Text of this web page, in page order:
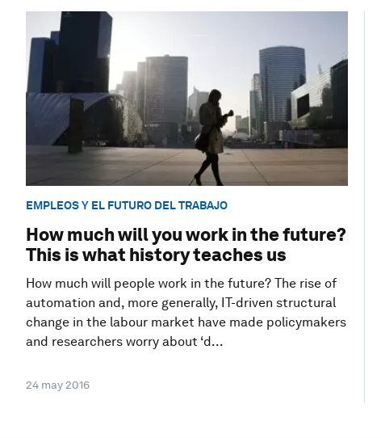
EMPLEOS Y EL FUTURO DEL TRABAJO
How much will you work in the future?
This is what history teaches us
How much will people work in the future? The rise of
automation and, more generally, IT-driven structural
change in the labour market have made policymakers
and researchers worry about ‘d...
24 may 2016